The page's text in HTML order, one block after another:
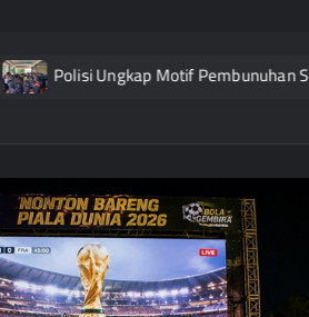
Polisi Ungkap Motif Pembunuhan Siswi